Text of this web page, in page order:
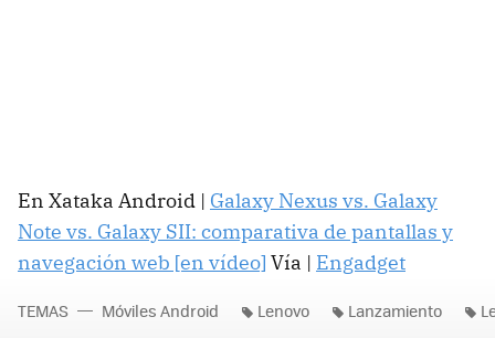
En Xataka Android | Galaxy Nexus vs. Galaxy
Note vs. Galaxy SII: comparativa de pantallas y
navegación web [en vídeo] Vía | Engadget
TEMAS Móviles Android Lenovo Lanzamiento